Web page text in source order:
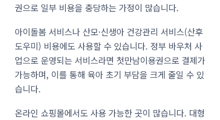
권으로 일부 비용을 충당하는 가정이 많습니다.
아이돌봄 서비스나 산모·신생아 건강관리 서비스(산후
도우미) 비용에도 사용할 수 있습니다. 정부 바우처 사
업으로 운영되는 서비스라면 첫만남이용권으로 결제가
가능하며, 이를 통해 육아 초기 부담을 크게 줄일 수 있
습니다.
온라인 쇼핑몰에서도 사용 가능한 곳이 많습니다. 대형